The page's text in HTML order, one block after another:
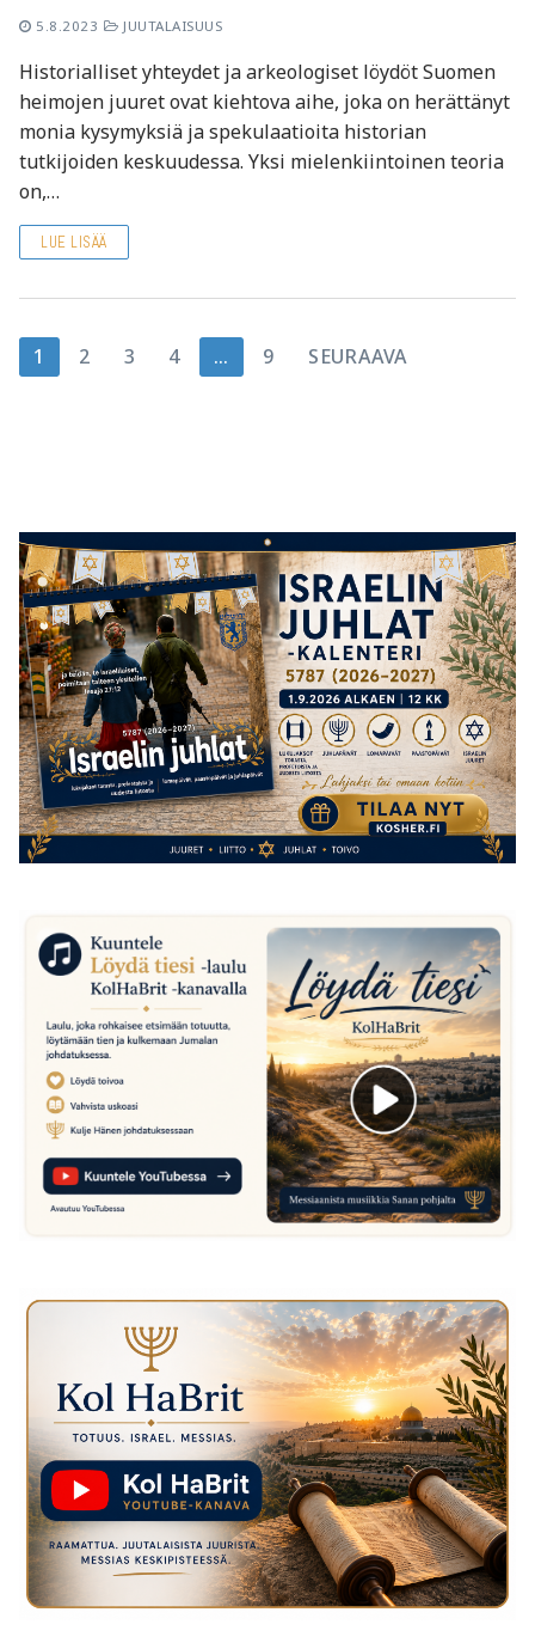
5.8.2023 JUUTALAISUUS
Historialliset yhteydet ja arkeologiset löydöt Suomen
heimojen juuret ovat kiehtova aihe, joka on herättänyt
monia kysymyksiä ja spekulaatioita historian
tutkijoiden keskuudessa. Yksi mielenkiintoinen teoria
on,…
LUE LISÄÄ
Artikkelien
1 2 3 4 … 9 SEURAAVA